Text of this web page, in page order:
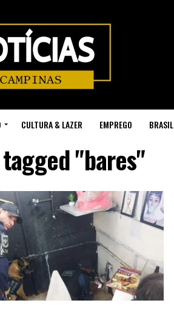
CULTURA & LAZER EMPREGO BRASIL
"bares"